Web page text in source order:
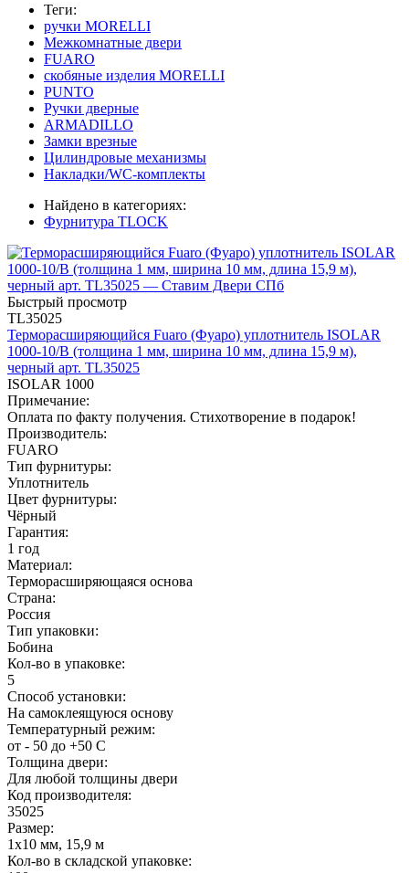
Теги:
ручки MORELLI
Межкомнатные двери
FUARO
скобяные изделия MORELLI
PUNTO
Ручки дверные
ARMADILLO
Замки врезные
Цилиндровые механизмы
Накладки/WC-комплекты
Найдено в категориях:
Фурнитура TLOCK
Быстрый просмотр
TL35025
Терморасширяющийся Fuaro (Фуаро) уплотнитель ISOLAR
1000-10/B (толщина 1 мм, ширина 10 мм, длина 15,9 м),
черный арт. TL35025
ISOLAR 1000
Примечание:
Оплата по факту получения. Стихотворение в подарок!
Производитель:
FUARO
Тип фурнитуры:
Уплотнитель
Цвет фурнитуры:
Чёрный
Гарантия:
1 год
Материал:
Терморасширяющаяся основа
Страна:
Россия
Тип упаковки:
Бобина
Кол-во в упаковке:
5
Способ установки:
На самоклеящуюся основу
Температурный режим:
от - 50 до +50 С
Толщина двери:
Для любой толщины двери
Код производителя:
35025
Размер:
1х10 мм, 15,9 м
Кол-во в складской упаковке: